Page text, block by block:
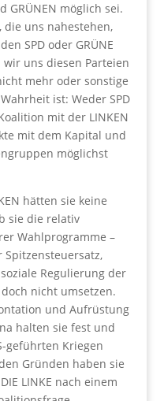
GRÜNEN möglich sei.
die uns nahestehen,
SPD oder GRÜNE
wir uns diesen Parteien
mehr oder sonstige
ist: Weder SPD
mit der LINKEN
mit dem Kapital und
möglichst
hätten sie keine
sie die relativ
Wahlprogramme –
Regulierung der
nicht umsetzen.
und Aufrüstung
halten sie fest und
geführten Kriegen
Gründen haben sie
LINKE nach einem